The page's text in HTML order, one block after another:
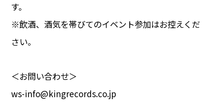
す。
※飲酒、酒気を帯びてのイベント参加はお控えくだ
さい。
＜お問い合わせ＞
ws-info@kingrecords.co.jp